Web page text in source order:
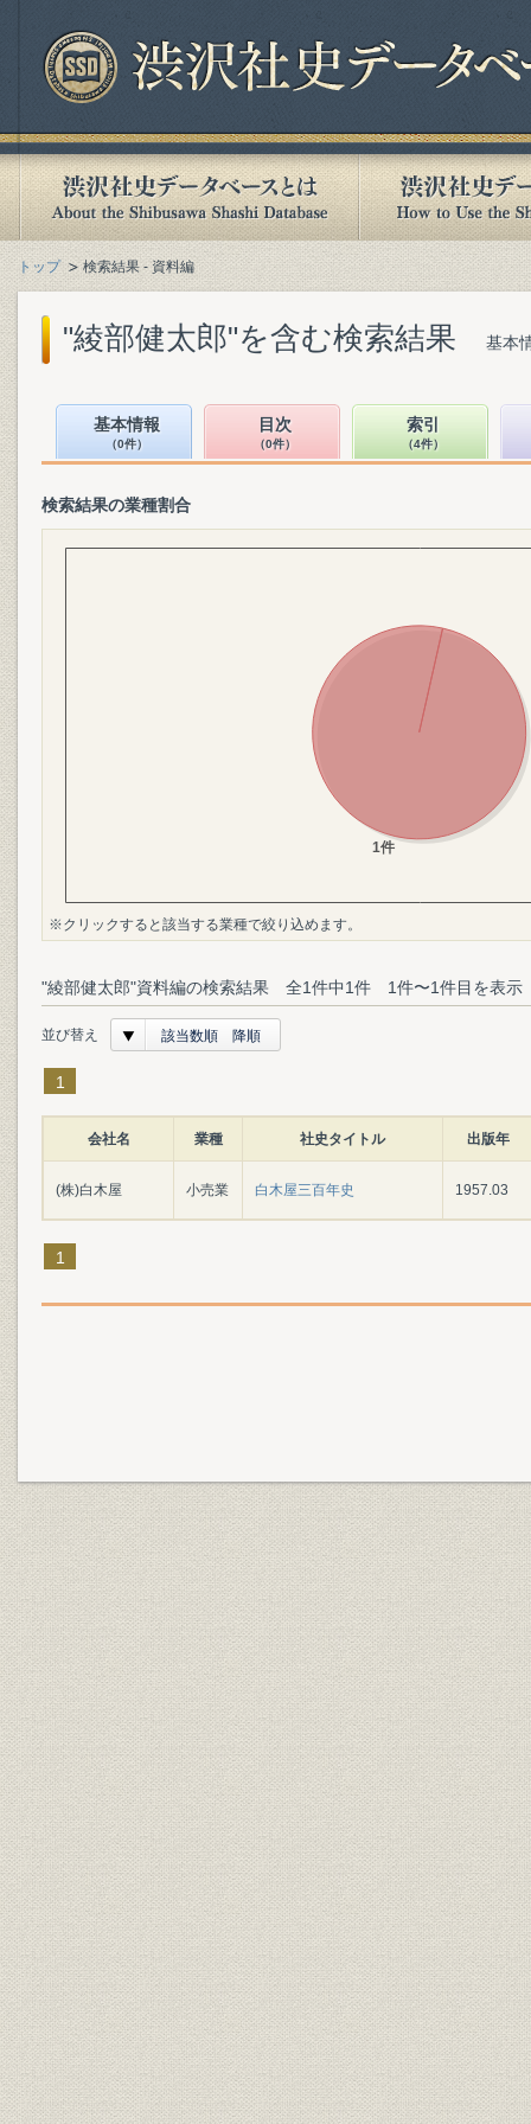
トップ 検索結果 - 資料編
"綾部健太郎"を含む検索結果 基本
基本情報
（0件）
目次
（0件）
索引
（4件）
検索結果の業種割合
※クリックすると該当する業種で絞り込めます。
"綾部健太郎"資料編の検索結果 全1件中1件 1件〜1件目を表示
並び替え 該当数順 降順
1
会社名 業種 社史タイトル 出版年
(株)白木屋 小売業 白木屋三百年史 1957.03
1